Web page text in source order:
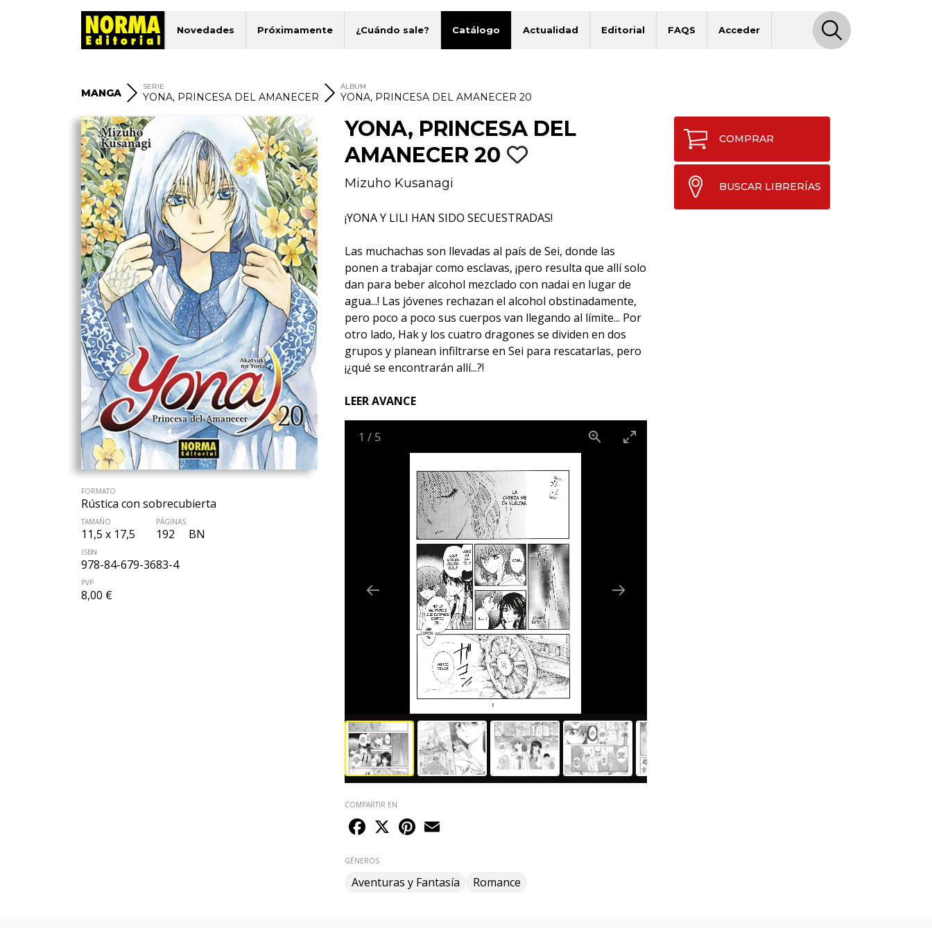
Novedades Próximamente ¿Cuándo sale? Catálogo Actualidad Editorial FAQS Acceder
MANGA
SERIE
YONA, PRINCESA DEL AMANECER
ÁLBUM
YONA, PRINCESA DEL AMANECER 20
FORMATO
Rústica con sobrecubierta
TAMAÑO
11,5 x 17,5
PÁGINAS
192 BN
ISBN
978-84-679-3683-4
PVP
8,00 €
YONA, PRINCESA DEL
AMANECER 20
Mizuho Kusanagi
¡YONA Y LILI HAN SIDO SECUESTRADAS!
Las muchachas son llevadas al país de Sei, donde las
ponen a trabajar como esclavas, ¡pero resulta que allí solo
dan para beber alcohol mezclado con nadai en lugar de
agua...! Las jóvenes rechazan el alcohol obstinadamente,
pero poco a poco sus cuerpos van llegando al límite... Por
otro lado, Hak y los cuatro dragones se dividen en dos
grupos y planean infiltrarse en Sei para rescatarlas, pero
¡¿qué se encontrarán allí...?!
LEER AVANCE
1 / 5
COMPARTIR EN
Facebook
X Pinterest
GÉNEROS
Aventuras y Fantasía Romance
COMPRAR
BUSCAR LIBRERÍAS